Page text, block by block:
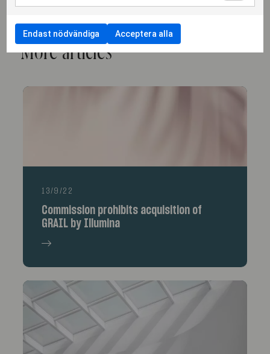
More articles
13/9/22
Commission prohibits acquisition of
GRAIL by Illumina
Endast nödvändiga Acceptera alla